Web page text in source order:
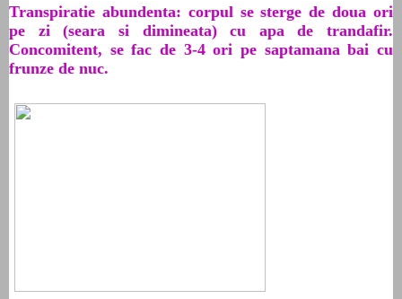
Transpiratie abundenta: corpul se sterge de doua ori
pe zi (seara si dimineata) cu apa de trandafir.
Concomitent, se fac de 3-4 ori pe saptamana bai cu
frunze de nuc.